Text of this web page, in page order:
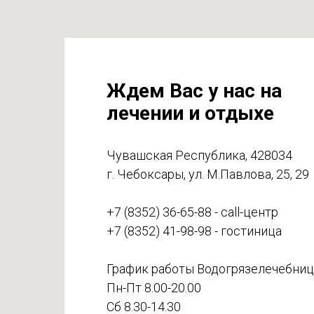
Ждем Вас у нас на
лечении и отдыхе
Чувашская Республика, 428034
г. Чебоксары, ул. М.Павлова, 25, 29
+7 (8352) 36-65-88 - call-центр
+7 (8352) 41-98-98 - гостиница
График работы
Пн-Пт 8.00-20.00
Сб 8.30-14.30